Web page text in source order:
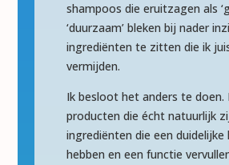
shampoos die eruitzagen als
‘duurzaam’ bleken bij nader
ingrediënten te zitten die ik
vermijden.
Ik besloot het anders te doen.
producten die écht natuurlijk
ingrediënten die een
hebben en een functie